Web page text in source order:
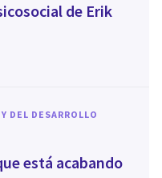
de Erik
DEL DESARROLLO
está acabando